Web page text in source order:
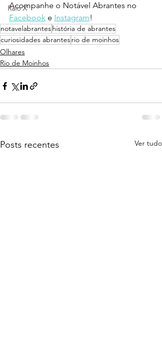
Raio X
Acompanhe o Notável Abrantes no
Facebook e Instagram!
notavelabranteshistória de abrantes
curiosidades abrantesrio de moinhos
Olhares
Rio de Moinhos
Posts recentes Ver tudo